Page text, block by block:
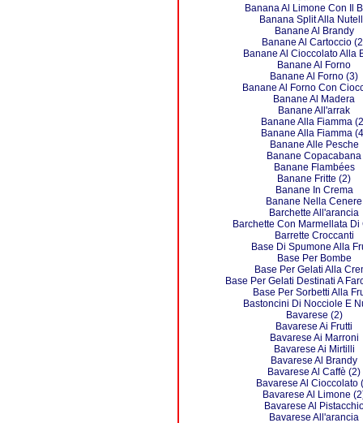
Banana Al Limone Con Il
Banana Split Alla
Banane Al Brandy
Banane Al Cartoccio
Banane Al Cioccolato Alla
Banane Al Forno
Banane Al Forno (3)
Banane Al Forno Con
Banane Al Madera
Banane All'arrak
Banane Alla Fiamma
Banane Alla Fiamma
Banane Alle Pesche
Banane Copacabana
Banane Flambées
Banane Fritte (2)
Banane In Crema
Banane Nella Cenere
Barchette All'arancia
Barchette Con Marmellata
Barrette Croccanti
Base Di Spumone Alla
Base Per Bombe
Base Per Gelati Alla
Base Per Gelati Destinati A
Base Per Sorbetti Alla
Bastoncini Di Nocciole E
Bavarese (2)
Bavarese Ai Frutti
Bavarese Ai Marroni
Bavarese Ai Mirtilli
Bavarese Al Brandy
Bavarese Al Caffè (2)
Bavarese Al Cioccolato
Bavarese Al Limone
Bavarese Al
Bavarese All'arancia